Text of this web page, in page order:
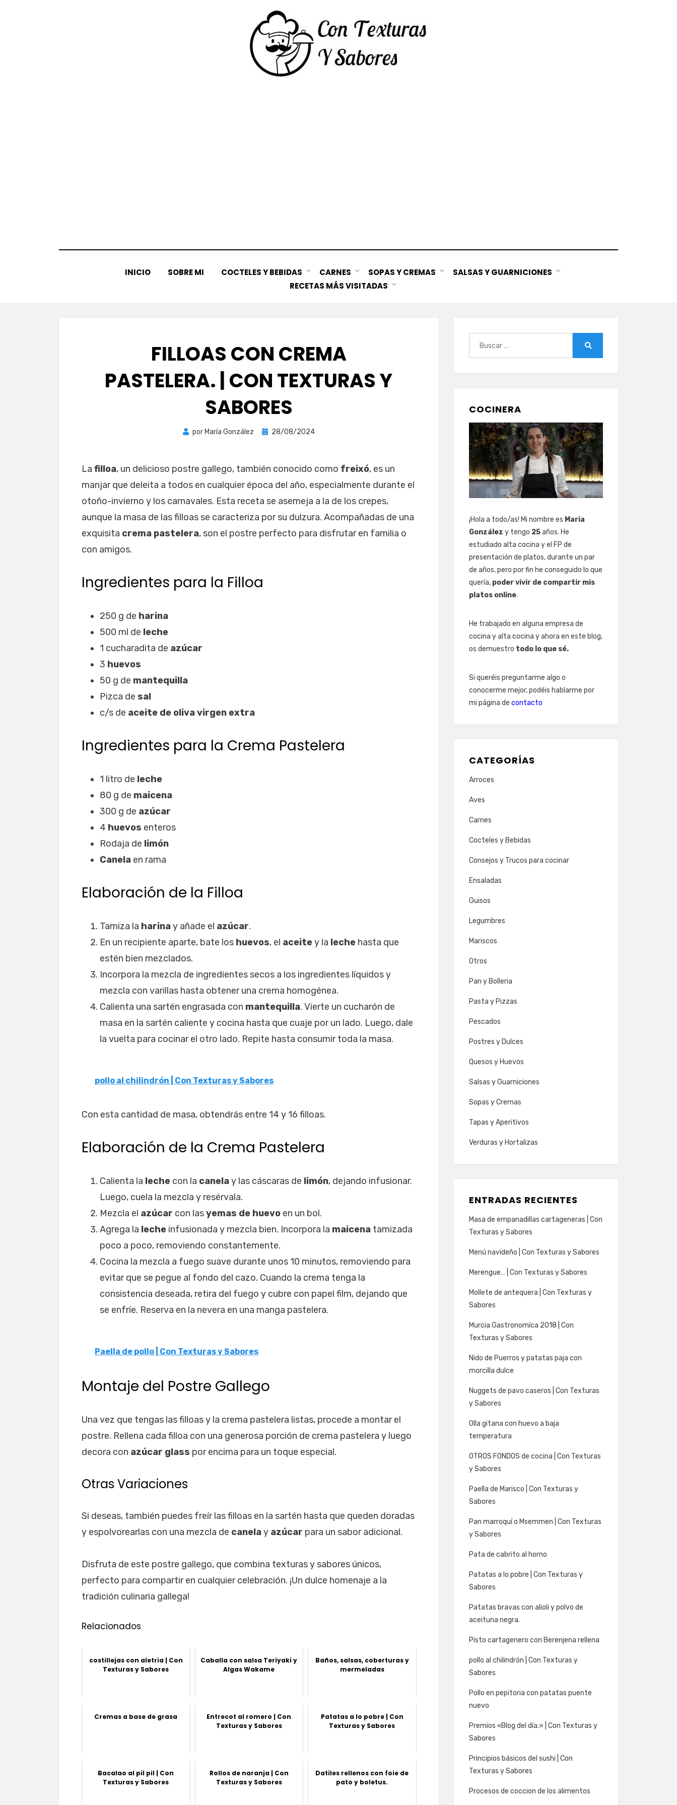
INICIO SOBRE MI COCTELES Y BEBIDAS CARNES SOPAS Y CREMAS
SALSAS Y GUARNICIONES
RECETAS MÁS VISITADAS
FILLOAS CON CREMA
PASTELERA. | CON TEXTURAS Y
SABORES
por María González
Publicada
28/08/2024
La filloa, un delicioso postre gallego, también conocido como freixó, es un
manjar que deleita a todos en cualquier época del año, especialmente durante el
otoño-invierno y los carnavales. Esta receta se asemeja a la de los crepes,
aunque la masa de las filloas se caracteriza por su dulzura. Acompañadas de una
exquisita crema pastelera, son el postre perfecto para disfrutar en familia o
con amigos.
Ingredientes para la Filloa
250 g de harina
500 ml de leche
1 cucharadita de azúcar
3 huevos
50 g de mantequilla
Pizca de sal
c/s de aceite de oliva virgen extra
Ingredientes para la Crema Pastelera
1 litro de leche
80 g de maicena
300 g de azúcar
4 huevos enteros
Rodaja de limón
Canela en rama
Elaboración de la Filloa
Tamiza la harinay añade el azúcar.
En un recipiente aparte, bate los huevos, el aceite y la leche hasta que
estén bien mezclados.
Incorpora la mezcla de ingredientes secos a los ingredientes líquidos y
mezcla con varillas hasta obtener una crema homogénea.
Calienta una sartén engrasada con mantequilla. Vierte un cucharón de
masa en la sartén caliente y cocina hasta que cuaje por un lado. Luego, dale
la vuelta para cocinar el otro lado. Repite hasta consumir toda la masa.
pollo al chilindrón | Con Texturas y Sabores
Con esta cantidad de masa, obtendrás entre 14 y 16 filloas.
Elaboración de la Crema Pastelera
Calienta la leche con la canelay las cáscaras de limón, dejando infusionar.
Luego, cuela la mezcla y resérvala.
Mezcla el azúcar con lasyemas de huevo en un bol.
Agrega la leche infusionada y mezcla bien. Incorpora la maicena tamizada
poco a poco, removiendo constantemente.
Cocina la mezcla a fuego suave durante unos 10 minutos, removiendo para
evitar que se pegue al fondo del cazo. Cuando la crema tenga la
consistencia deseada, retira del fuego y cubre con papel film, dejando que
se enfríe. Reserva en la nevera en una manga pastelera.
Paella de pollo | Con Texturas y Sabores
Montaje del Postre Gallego
Una vez que tengas las filloas y la crema pastelera listas, procede a montar el
postre. Rellena cada filloa con una generosa porción de crema pastelera y luego
decora con azúcar glass por encima para un toque especial.
Otras Variaciones
Si deseas, también puedes freír las filloas en la sartén hasta que queden doradas
y espolvorearlas con una mezcla de canelay azúcar para un sabor adicional.
Disfruta de este postre gallego, que combina texturas y sabores únicos,
perfecto para compartir en cualquier celebración. ¡Un dulce homenaje a la
tradición culinaria gallega!
Relacionados
costillejas con aletria | Con
Texturas y Sabores
Caballa con salsa Teriyaki y
Algas Wakame
Baños, salsas, coberturas y
mermeladas
Cremas a base de grasa
Entrecot al romero | Con
Texturas y Sabores
Patatas a lo pobre | Con
Texturas y Sabores
Bacalao al pil pil | Con
Texturas y Sabores
Rollos de naranja | Con
Texturas y Sabores
Datiles rellenos con foie de
pato y boletus.
COCINERA
¡Hola a todo/as! Mi nombre es Maria
González y tengo 25años. He
estudiado alta cocina y el FP de
presentación de platos, durante un par
de años, pero por fin he conseguido lo que
quería, poder vivir de compartir mis
platos online.
He trabajado en alguna empresa de
cocina y alta cocina y ahora en este blog,
os demuestro todo lo que sé.
Si queréis preguntarme algo o
conocerme mejor, podéis hablarme por
mi página de contacto
CATEGORÍAS
Arroces
Aves
Carnes
Cocteles y Bebidas
Consejos y Trucos para cocinar
Ensaladas
Guisos
Legumbres
Mariscos
Otros
Pan y Bolleria
Pasta y Pizzas
Pescados
Postres y Dulces
Quesos y Huevos
Salsas y Guarniciones
Sopas y Cremas
Tapas y Aperitivos
Verduras y Hortalizas
ENTRADAS RECIENTES
Masa de empanadillas cartageneras | Con
Texturas y Sabores
Menú navideño | Con Texturas y Sabores
Merengue… | Con Texturas y Sabores
Mollete de antequera | Con Texturas y
Sabores
Murcia Gastronomíca 2018 | Con
Texturas y Sabores
Nido de Puerros y patatas paja con
morcilla dulce
Nuggets de pavo caseros | Con Texturas
y Sabores
Olla gitana con huevo a baja
temperatura
OTROS FONDOS de cocina | Con Texturas
y Sabores
Paella de Marisco | Con Texturas y
Sabores
Pan marroquí o Msemmen | Con Texturas
y Sabores
Pata de cabrito al horno
Patatas a lo pobre | Con Texturas y
Sabores
Patatas bravas con alioli y polvo de
aceituna negra.
Pisto cartagenero con Berenjena rellena
pollo al chilindrón | Con Texturas y
Sabores
Pollo en pepitoria con patatas puente
nuevo
Premios «Blog del día.» | Con Texturas y
Sabores
Principios básicos del sushi | Con
Texturas y Sabores
Procesos de coccion de los alimentos